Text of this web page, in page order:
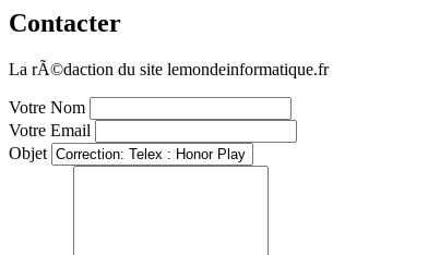
Contacter
La rÃ©daction du site lemondeinformatique.fr
Votre Nom
Votre Email
Objet